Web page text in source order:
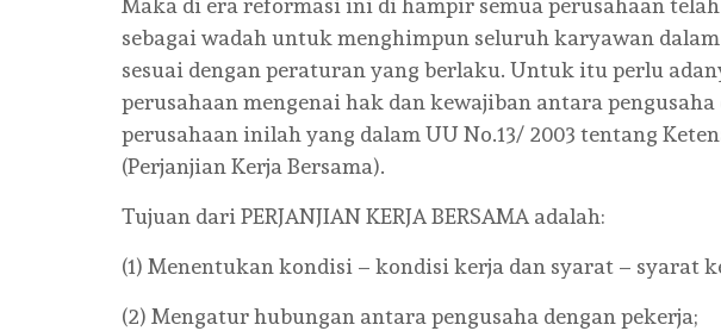
Maka di era reformasi ini di hampir semua perusahaan
sebagai wadah untuk menghimpun seluruh karyawan
sesuai dengan peraturan yang berlaku. Untuk itu perlu
perusahaan mengenai hak dan kewajiban antara
perusahaan inilah yang dalam UU No.13/ 2003 tentang
(Perjanjian Kerja Bersama).
Tujuan dari PERJANJIAN KERJA BERSAMA adalah:
(1) Menentukan kondisi – kondisi kerja dan syarat – syarat
(2) Mengatur hubungan antara pengusaha dengan pekerja;